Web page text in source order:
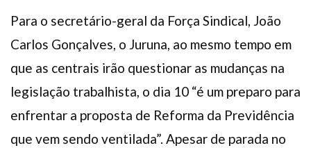
Para o secretário-geral da Força Sindical, João
Carlos Gonçalves, o Juruna, ao mesmo tempo em
que as centrais irão questionar as mudanças na
legislação trabalhista, o dia 10 “é um preparo para
enfrentar a proposta de Reforma da Previdência
que vem sendo ventilada”. Apesar de parada no